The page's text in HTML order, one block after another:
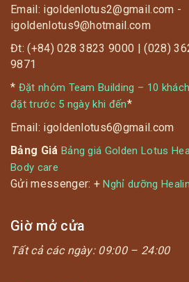
Email: igoldenlotus2@gmail.com -
igoldenlotus9@hotmail.com
Đt: (+84) 028 3823 9000 | (028)
9871
* Đặt nhóm Team Building – 10
đặt trước 5 ngày khi đến*
Email: igoldenlotus6@gmail.com
Bảng Giá Bảng giá Golden Lotus
Body care
Gửi messenger: +Nghỉ dưỡng
Giờ mở cửa
Tất cả các ngày: 09:00 – 24:00